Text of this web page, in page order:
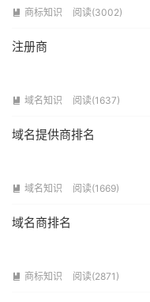
 商标知识 阅读(3002)
注册商
 域名知识 阅读(1637)
域名提供商排名
 域名知识 阅读(1669)
域名商排名
 商标知识 阅读(2871)